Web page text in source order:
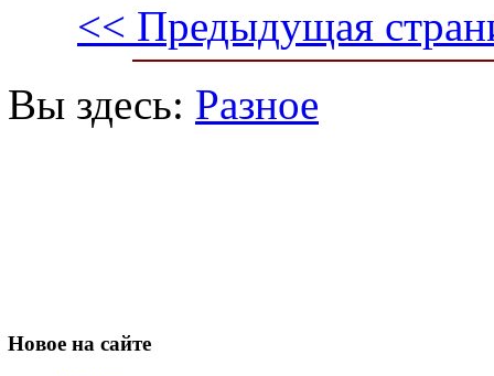
<< Предыдущая
Вы здесь: Разное
Новое на сайте